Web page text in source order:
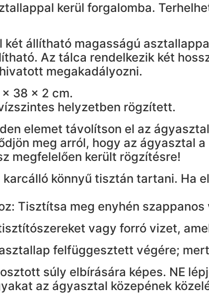
kerül forgalomba.
állítható magasságú
Az tálca rendelkezik két
megakadályozni.
38 x 2 cm.
helyzetben rögzített.
elemet távolítson el az
meg arról, hogy az ágyasztal
megfelelően került rögzítésre!
könnyű tisztán tartani. Ha
Tisztítsa meg enyhén
vagy forró vizet,
felfüggesztett végére;
súly elbírására képes. NE
az ágyasztal közepének